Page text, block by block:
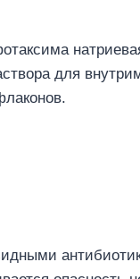
для